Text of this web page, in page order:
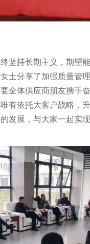
坚持长期主义，期望
士分享了加强质量管
全体供应商朋友携手
有依托大客户战略，
发展，与大家一起实